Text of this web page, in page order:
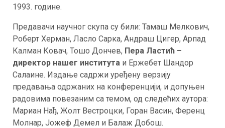
1993. године.
Предавачи научног скупа су били: Тамаш Мелкович,
Роберт Херман, Ласло Сарка, Андраш Цигер, Арпад
Калман Ковач, Тошо Дончев, Пера Ластић –
директор нашег института и Ержебет Шандор
Салаине. Издање садржи уређену верзију
предавања одржаних на конференцији, и допуњен
радовима повезаним са темом, од следећих аутора:
Мариан Нађ, Жолт Вестроцки, Горан Васин, Ференц
Молнар, Јожеф Демел и Балаж Добош.